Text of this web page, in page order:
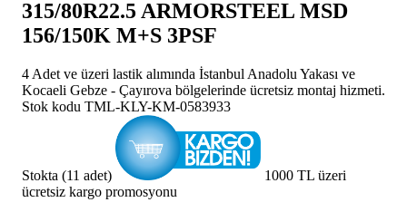
315/80R22.5 ARMORSTEEL MSD
156/150K M+S 3PSF
4 Adet ve üzeri lastik alımında İstanbul Anadolu Yakası ve
Kocaeli Gebze - Çayırova bölgelerinde ücretsiz montaj hizmeti.
Stok kodu TML-KLY-KM-0583933
Stokta (11 adet)
1000 TL üzeri
ücretsiz kargo promosyonu